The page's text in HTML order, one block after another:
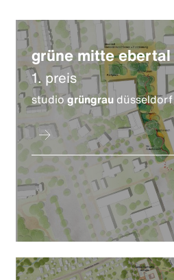
grüne mitte ebertal
1. preis
studiogrüngrau düsseldorf